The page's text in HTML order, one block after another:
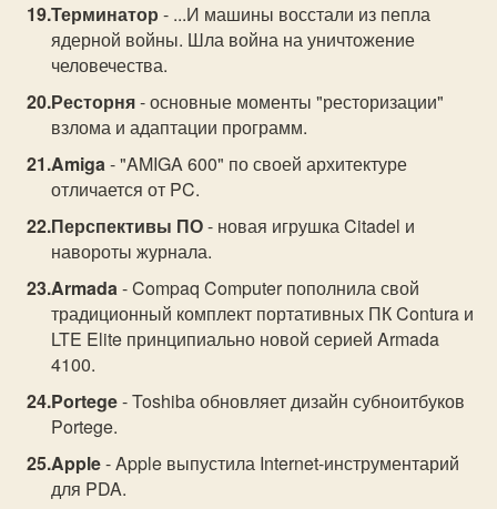
Терминатор - ...И машины восстали из пепла
ядерной войны. Шла война на уничтожение
человечества.
Ресторня- основные моменты "ресторизации"
взлома и адаптации программ.
Amiga- "AMIGA 600" по своей архитектуре
отличается от PC.
Перспективы ПО- новая игрушка Citadel и
навороты журнала.
Armada- Compaq Computer пополнила свой
традиционный комплект портативных ПК Contura и
LTE Elite принципиально новой серией Armada
4100.
Portege- Toshiba обновляет дизайн субноитбуков
Portege.
Apple- Apple выпустила Internet-инструментарий
для PDA.